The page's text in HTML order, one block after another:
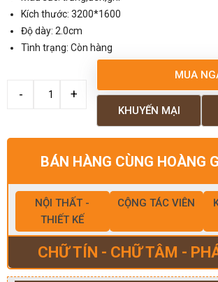
Kích thước: 3200*1600
Độ dày: 2.0cm
Tình trạng: Còn hàng
MUA
KHUYẾN MẠI
BÁN HÀNG CÙNG HOÀNG
NỘI THẤT -
THIẾT KẾ
CỘNG TÁC VIÊN
CHỮ TÍN - CHỮ TÂM -